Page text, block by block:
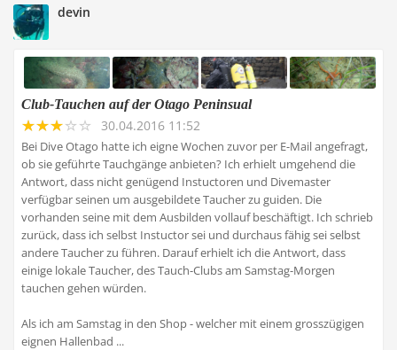
devin
Club-Tauchen auf der Otago Peninsual
30.04.2016 11:52
Bei Dive Otago hatte ich eigne Wochen zuvor per E-Mail angefragt,
ob sie geführte Tauchgänge anbieten? Ich erhielt umgehend die
Antwort, dass nicht genügend Instuctoren und Divemaster
verfügbar seinen um ausgebildete Taucher zu guiden. Die
vorhanden seine mit dem Ausbilden vollauf beschäftigt. Ich schrieb
zurück, dass ich selbst Instuctor sei und durchaus fähig sei selbst
andere Taucher zu führen. Darauf erhielt ich die Antwort, dass
einige lokale Taucher, des Tauch-Clubs am Samstag-Morgen
tauchen gehen würden.
Als ich am Samstag in den Shop - welcher mit einem grosszügigen
eignen Hallenbad ...